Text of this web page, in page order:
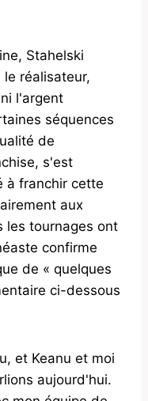
Stahelski
le réalisateur,
l'argent
séquences
de
s'est
à franchir cette
aux
les tournages ont
confirme
de « quelques
ci-dessous
et Keanu et moi
aujourd'hui.